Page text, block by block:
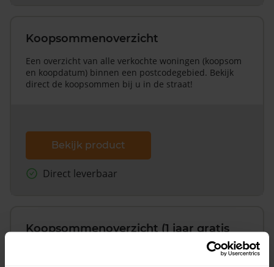
Koopsommenoverzicht
Een overzicht van alle verkochte woningen (koopsom
en koopdatum) binnen een postcodegebied. Bekijk
direct de koopsommen bij u in de straat!
Bekijk product
Direct leverbaar
Koopsommenoverzicht (1 jaar gratis